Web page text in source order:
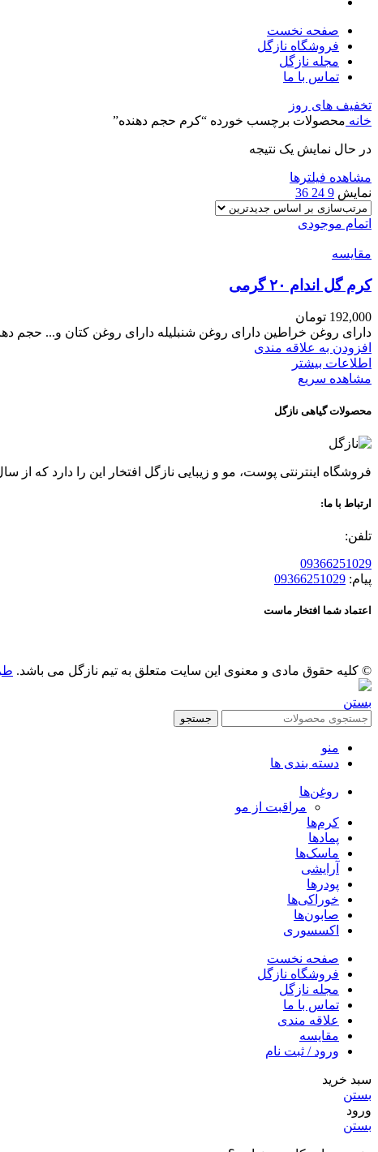
صفحه نخست
فروشگاه نازگل
مجله نازگل
تماس با ما
تخفیف های روز
خانه محصولات برچسب خورده “کرم حجم دهنده”
در حال نمایش یک نتیجه
مشاهده فیلترها
نمایش 9
24
36
اتمام موجودی
مقایسه
کرم گل اندام ۲۰ گرمی
192,000 تومان
دارای روغن خراطین دارای روغن شنبلیله دارای روغن کتان و... حجم دهنده
افزودن به علاقه مندی
اطلاعات بیشتر
مشاهده سریع
محصولات گیاهی نازگل
فروشگاه اینترنتی پوست، مو و زیبایی نازگل افتخار این را دارد که از سال 96 عرضه کننده محصولات گیاهی پوست و مو بوده ، قدمی در راه حفظ سلامتی و زیبایی شما مشتریان عزیز برداشته
ارتباط با ما:
تلفن:
09366251029
پیام: 09366251029
اعتماد شما افتخار ماست
© کلیه حقوق مادی و معنوی این سایت متعلق به تیم نازگل می باشد.
بستن
جستجو
منو
دسته بندی ها
روغن‌ها
مراقبت از مو
کرم‌ها
پمادها
ماسک‌ها
آرایشی
پودرها
خوراکی‌ها
صابون‌ها
اکسسوری
صفحه نخست
فروشگاه نازگل
مجله نازگل
تماس با ما
علاقه مندی
مقایسه
ورود / ثبت نام
سبد خرید
بستن
ورود
بستن